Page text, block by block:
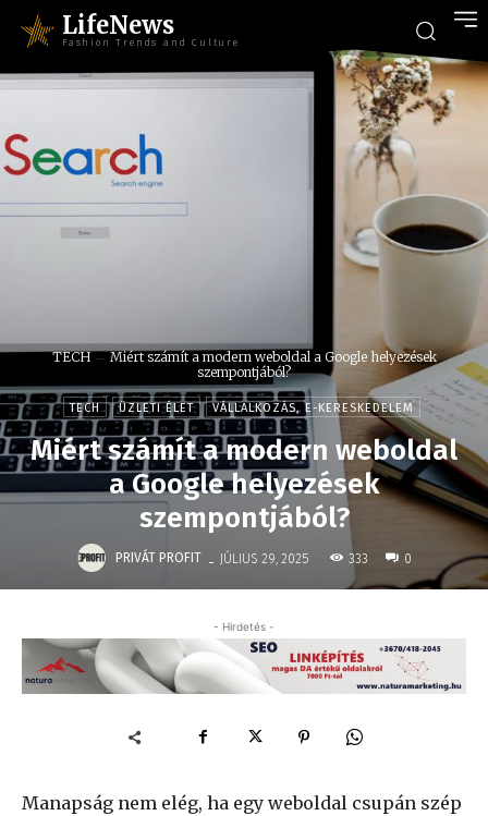
LifeNews
Fashion Trends and Culture
TECH
Miért számít a modern weboldal a Google helyezések
szempontjából?
TECH ÜZLETI ÉLET VÁLLALKOZÁS, E-KERESKEDELEM
Miért számít a modern weboldal
a Google helyezések
szempontjából?
PRIVÁT PROFIT - JÚLIUS 29, 2025 333 0
- Hirdetés -
Manapság nem elég, ha egy weboldal csupán szép